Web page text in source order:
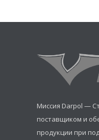
Миссия Darpol —
поставщиком и
продукции при